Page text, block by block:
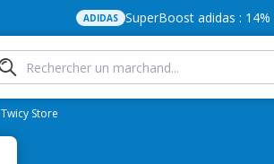
ADIDAS SuperBoost adidas : 14%
Twicy Store